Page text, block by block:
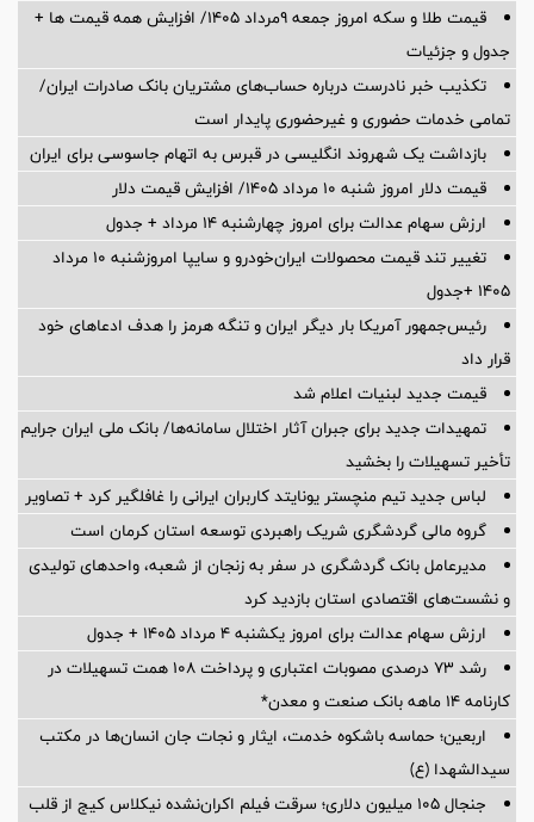
قیمت طلا و سکه امروز جمعه ۹مرداد ۱۴۰۵/ افزایش همه قیمت ها +
جدول و جزئیات
تکذیب خبر نادرست درباره حساب‌های مشتریان بانک صادرات ایران/
تمامی خدمات حضوری و غیرحضوری پایدار است
بازداشت یک شهروند انگلیسی در قبرس به اتهام جاسوسی برای ایران
قیمت دلار امروز شنبه ۱۰ مرداد ۱۴۰۵/ افزایش قیمت دلار
ارزش سهام عدالت برای امروز چهارشنبه ۱۴ مرداد + جدول
تغییر تند قیمت محصولات ایران‌خودرو و سایپا امروزشنبه ۱۰ مرداد
۱۴۰۵ +جدول
رئیس‌جمهور آمریکا بار دیگر ایران و تنگه هرمز را هدف ادعاهای خود
قرار داد
قیمت جدید لبنیات اعلام شد
تمهیدات جدید برای جبران آثار اختلال سامانه‌ها/ بانک ملی ایران جرایم
تأخیر تسهیلات را بخشید
لباس جدید تیم منچستر یونایتد کاربران ایرانی را غافلگیر کرد + تصاویر
گروه مالی گردشگری شریک راهبردی توسعه استان کرمان است
مدیرعامل بانک گردشگری در سفر به زنجان از شعبه، واحدهای تولیدی
و نشست‌های اقتصادی استان بازدید کرد
ارزش سهام عدالت برای امروز یکشنبه ۴ مرداد ۱۴۰۵ + جدول
رشد ۷۳ درصدی مصوبات اعتباری و پرداخت ۱۰۸ همت تسهیلات در
کارنامه ۱۴ ماهه بانک صنعت و معدن*
اربعین؛ حماسه باشکوه خدمت، ایثار و نجات جان انسان‌ها در مکتب
سیدالشهدا (ع)
جنجال ۱۰۵ میلیون دلاری؛ سرقت فیلم اکران‌نشده نیکلاس کیج از قلب